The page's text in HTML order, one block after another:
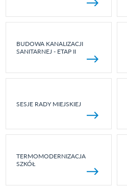
BUDOWA KANALIZACJI
SANITARNEJ - ETAP II
SESJE RADY MIEJSKIEJ
TERMOMODERNIZACJA
SZKÓŁ